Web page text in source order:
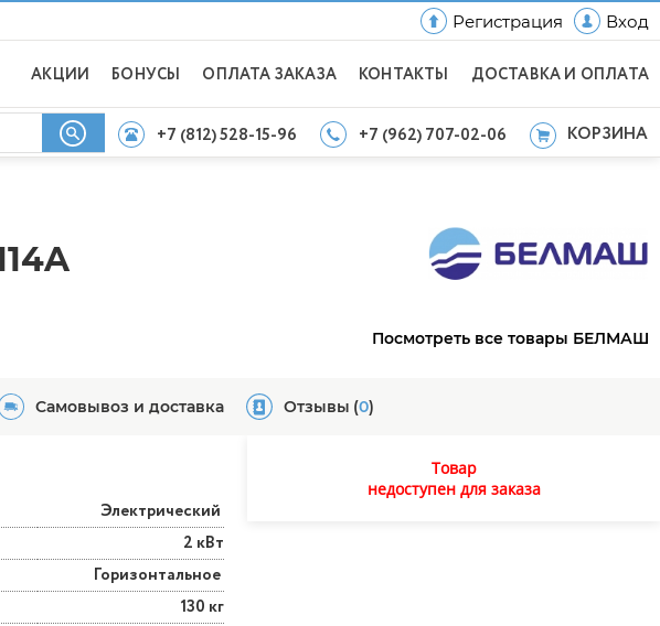
Регистрация Вход
АКЦИИ БОНУСЫ ОПЛАТА ЗАКАЗА КОНТАКТЫ ДОСТАВКА И ОПЛАТА
+7 (812) 528-15-96 +7 (962) 707-02-06 КОРЗИНА
Посмотреть все товары БЕЛМАШ
Самовывоз и доставка Отзывы (0)
Электрический
2 кВт
Горизонтальное
130 кг
Товар
недоступен для заказа